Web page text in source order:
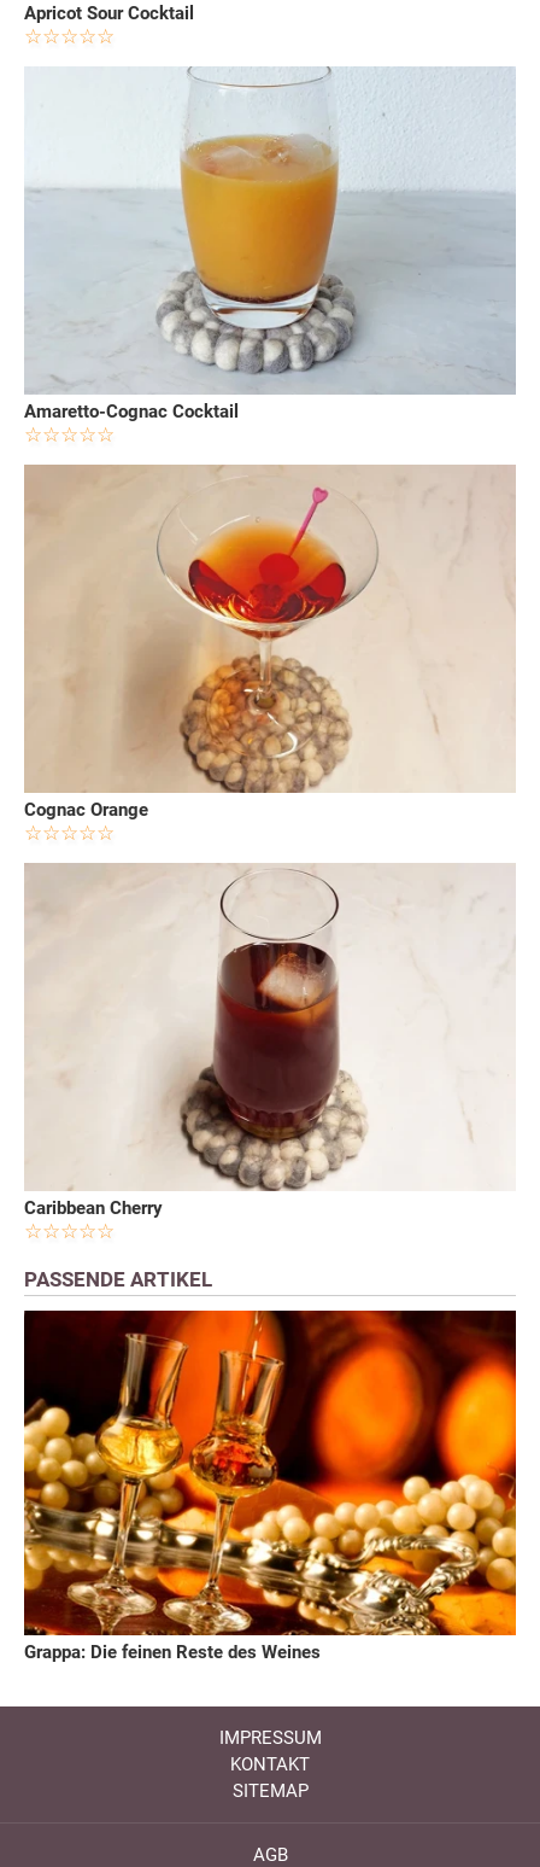
Apricot Sour Cocktail
Amaretto-Cognac Cocktail
Cognac Orange
Caribbean Cherry
PASSENDE ARTIKEL
Grappa: Die feinen Reste des Weines
IMPRESSUM
KONTAKT
SITEMAP
AGB